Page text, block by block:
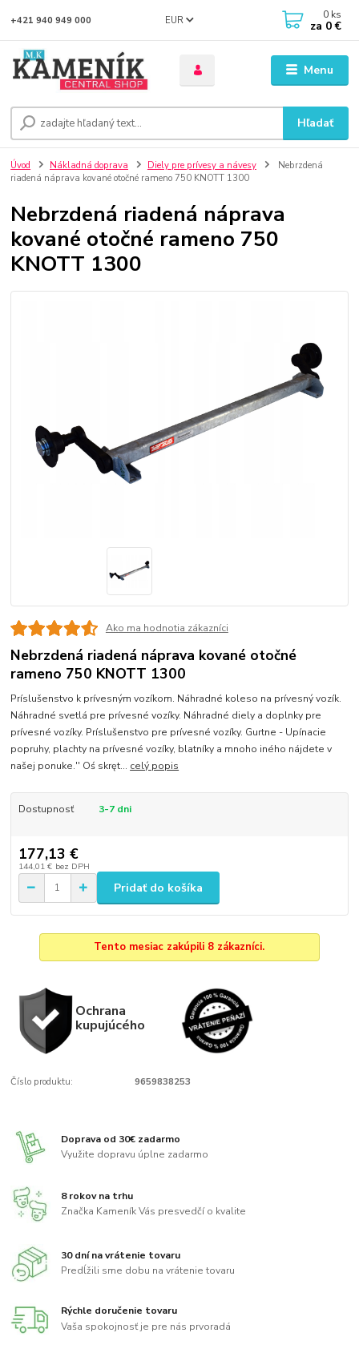
Menu
EUR
Hľadať
+421 940 949 000 0 ks
za 0 €
Úvod Nákladná doprava Diely pre prívesy a návesy
Nebrzdená
riadená náprava kované otočné rameno 750 KNOTT 1300
Nebrzdená riadená náprava
kované otočné rameno 750
KNOTT 1300
Ako ma hodnotia zákazníci
Nebrzdená riadená náprava kované otočné
rameno 750 KNOTT 1300
Príslušenstvo k prívesným vozíkom. Náhradné koleso na prívesný vozík.
Náhradné svetlá pre prívesné vozíky. Náhradné diely a doplnky pre
prívesné vozíky. Príslušenstvo pre prívesné vozíky. Gurtne - Upínacie
popruhy, plachty na prívesné vozíky, blatníky a mnoho iného nájdete v
našej ponuke.'' Oś skręt... celý popis
Dostupnosť 3-7 dni
177,13 €
144,01 € bez DPH
Pridať do košíka
Tento mesiac zakúpili 8 zákazníci.
Ochrana
kupujúcého
Číslo produktu: 9659838253
Doprava od 30€ zadarmo
Využite dopravu úplne zadarmo
8 rokov na trhu
Značka Kameník Vás presvedčí o kvalite
30 dní na vrátenie tovaru
Predĺžili sme dobu na vrátenie tovaru
Rýchle doručenie tovaru
Vaša spokojnosť je pre nás prvoradá